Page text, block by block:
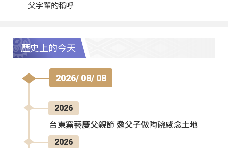
父字輩的稱呼
歷史上的今天
2026/ 08/ 08
2026
台東窯藝慶父親節 邀父子做陶碗感念土地
2026